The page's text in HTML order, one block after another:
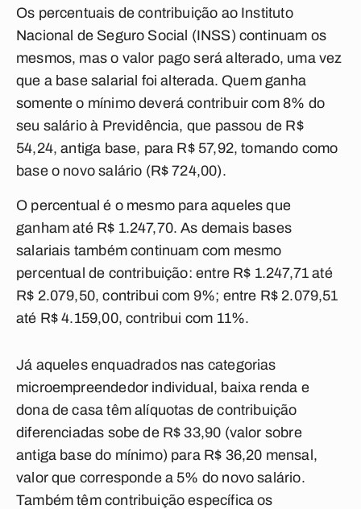
Os percentuais de contribuição ao Instituto
Nacional de Seguro Social (INSS) continuam os
mesmos, mas o valor pago será alterado, uma vez
que a base salarial foi alterada. Quem ganha
somente o mínimo deverá contribuir com 8% do
seu salário à Previdência, que passou de R$
54,24, antiga base, para R$ 57,92, tomando como
base o novo salário (R$ 724,00).
O percentual é o mesmo para aqueles que
ganham até R$ 1.247,70. As demais bases
salariais também continuam com mesmo
percentual de contribuição: entre R$ 1.247,71 até
R$ 2.079,50, contribui com 9%; entre R$ 2.079,51
até R$ 4.159,00, contribui com 11%.
Já aqueles enquadrados nas categorias
microempreendedor individual, baixa renda e
dona de casa têm alíquotas de contribuição
diferenciadas sobe de R$ 33,90 (valor sobre
antiga base do mínimo) para R$ 36,20 mensal,
valor que corresponde a 5% do novo salário.
Também têm contribuição específica os